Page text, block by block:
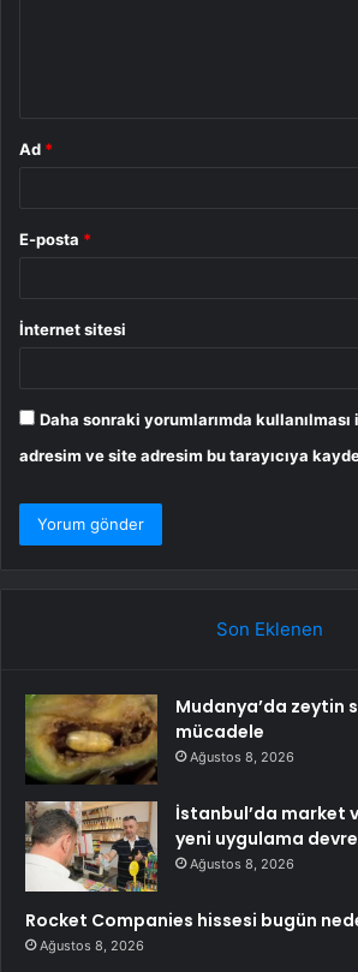
Ad *
E-posta *
İnternet sitesi
Daha sonraki yorumlarımda kullanılması
adresim ve site adresim bu tarayıcıya
Son Eklenen
Mudanya’da zeytin
mücadele
Ağustos 8, 2026
İstanbul’da market
yeni uygulama
Ağustos 8, 2026
Rocket Companies hissesi bugün
Ağustos 8, 2026